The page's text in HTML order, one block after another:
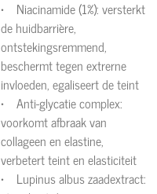
• Niacinamide (1%): versterkt
de huidbarrière,
ontstekingsremmend,
beschermt tegen extrerne
invloeden, egaliseert de teint
• Anti-glycatie complex:
voorkomt afbraak van
collageen en elastine,
verbetert teint en elasticiteit
• Lupinus albus zaadextract: